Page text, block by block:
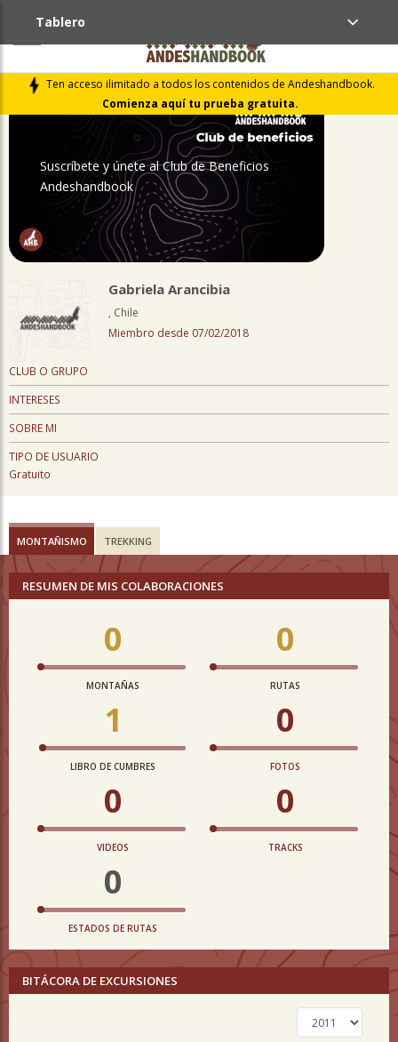
Ten acceso ilimitado a todos los contenidos de Andeshandbook.
Comienza aquí tu prueba gratuita.
Tablero
Suscríbete y únete al Club de Beneficios
Andeshandbook
Gabriela Arancibia
, Chile
Miembro desde 07/02/2018
CLUB O GRUPO
INTERESES
SOBRE MI
TIPO DE USUARIO
Gratuito
MONTAÑISMO TREKKING
RESUMEN DE MIS COLABORACIONES
0
MONTAÑAS
0
RUTAS
1
LIBRO DE CUMBRES
0
FOTOS
0
VIDEOS
0
TRACKS
0
ESTADOS DE RUTAS
BITÁCORA DE EXCURSIONES